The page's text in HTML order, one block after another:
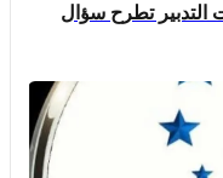
التدبير تطرح سؤال